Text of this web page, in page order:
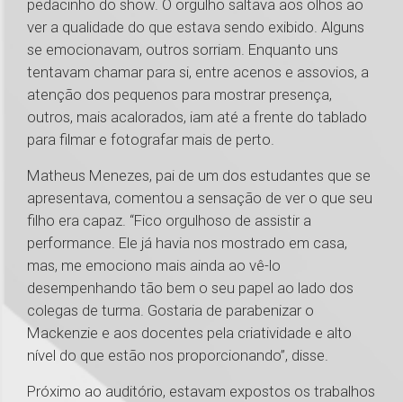
pedacinho do show. O orgulho saltava aos olhos ao
ver a qualidade do que estava sendo exibido. Alguns
se emocionavam, outros sorriam. Enquanto uns
tentavam chamar para si, entre acenos e assovios, a
atenção dos pequenos para mostrar presença,
outros, mais acalorados, iam até a frente do tablado
para filmar e fotografar mais de perto.
Matheus Menezes, pai de um dos estudantes que se
apresentava, comentou a sensação de ver o que seu
filho era capaz. “Fico orgulhoso de assistir a
performance. Ele já havia nos mostrado em casa,
mas, me emociono mais ainda ao vê-lo
desempenhando tão bem o seu papel ao lado dos
colegas de turma. Gostaria de parabenizar o
Mackenzie e aos docentes pela criatividade e alto
nível do que estão nos proporcionando”, disse.
Próximo ao auditório, estavam expostos os trabalhos